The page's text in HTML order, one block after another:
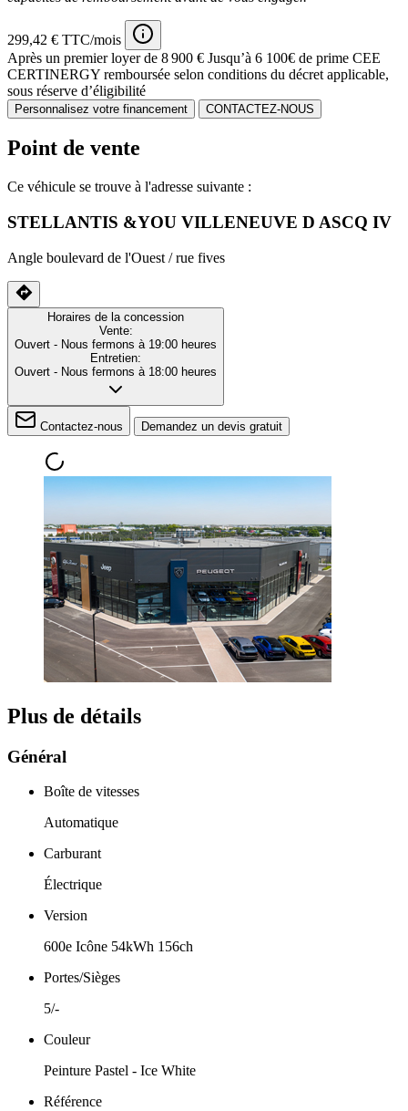
299,42 € TTC/mois
Après un premier loyer de 8 900 € Jusqu’à 6 100€ de prime CEE
CERTINERGY remboursée selon conditions du décret applicable,
sous réserve d’éligibilité
Personnalisez votre financement CONTACTEZ-NOUS
Point de vente
Ce véhicule se trouve à l'adresse suivante :
STELLANTIS &YOU VILLENEUVE D ASCQ IV
Angle boulevard de l'Ouest / rue fives
Horaires de la concession
Vente:
Ouvert - Nous fermons à 19:00 heures
Entretien:
Ouvert - Nous fermons à 18:00 heures
Contactez-nous Demandez un devis gratuit
Plus de détails
Général
Boîte de vitesses
Automatique
Carburant
Électrique
Version
600e Icône 54kWh 156ch
Portes/Sièges
5/-
Couleur
Peinture Pastel - Ice White
Référence